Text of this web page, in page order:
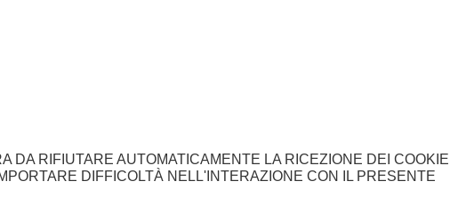
DA RIFIUTARE AUTOMATICAMENTE LA RICEZIONE DEI COOKIE
DIFFICOLTÀ NELL'INTERAZIONE CON IL PRESENTE